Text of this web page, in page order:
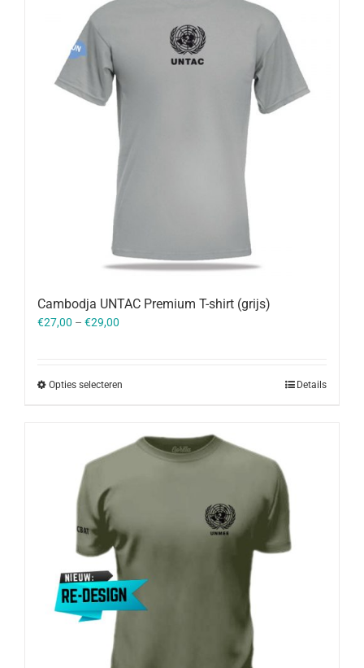
Cambodja UNTAC Premium T-shirt (grijs)
€27,00 – €29,00
Opties selecteren Details